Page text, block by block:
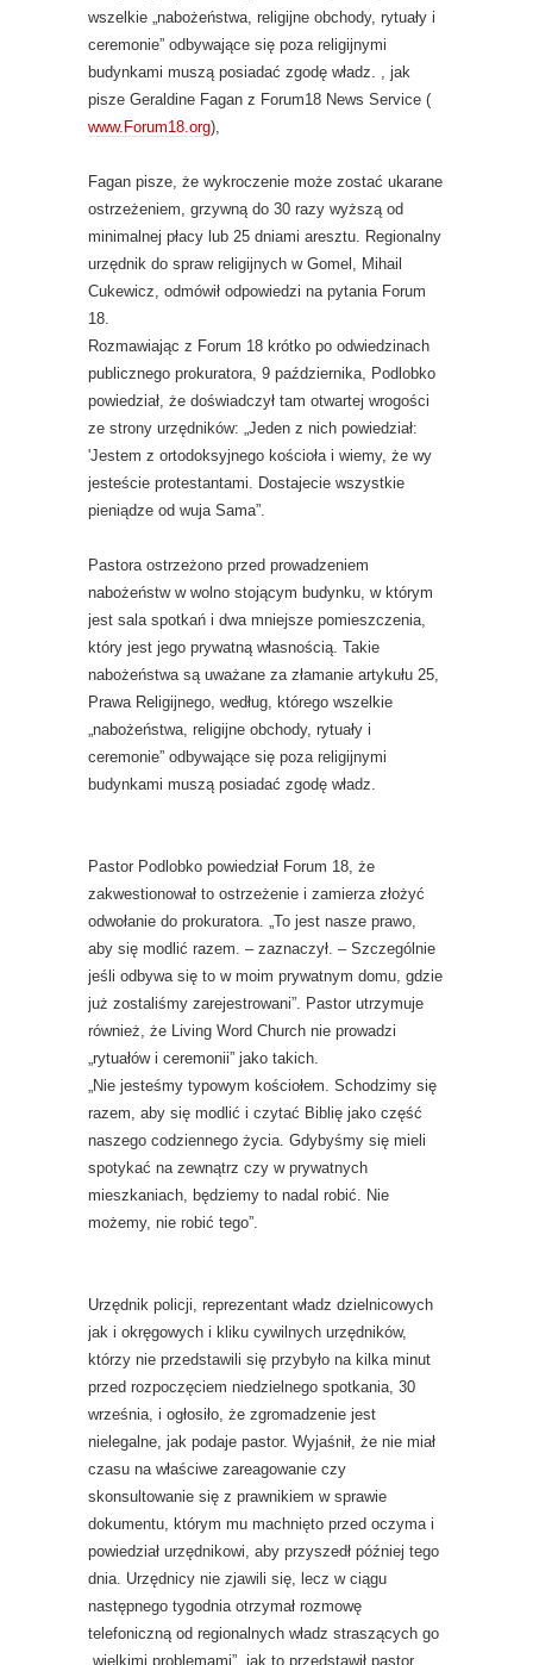
wszelkie „nabożeństwa, religijne obchody, rytuały i
ceremonie” odbywające się poza religijnymi
budynkami muszą posiadać zgodę władz. , jak
pisze Geraldine Fagan z Forum18 News Service (
www.Forum18.org),
Fagan pisze, że wykroczenie może zostać ukarane
ostrzeżeniem, grzywną do 30 razy wyższą od
minimalnej płacy lub 25 dniami aresztu. Regionalny
urzędnik do spraw religijnych w Gomel, Mihail
Cukewicz, odmówił odpowiedzi na pytania Forum
18.
Rozmawiając z Forum 18 krótko po odwiedzinach
publicznego prokuratora, 9 października, Podlobko
powiedział, że doświadczył tam otwartej wrogości
ze strony urzędników: „Jeden z nich powiedział:
'Jestem z ortodoksyjnego kościoła i wiemy, że wy
jesteście protestantami. Dostajecie wszystkie
pieniądze od wuja Sama”.
Pastora ostrzeżono przed prowadzeniem
nabożeństw w wolno stojącym budynku, w którym
jest sala spotkań i dwa mniejsze pomieszczenia,
który jest jego prywatną własnością. Takie
nabożeństwa są uważane za złamanie artykułu 25,
Prawa Religijnego, według, którego wszelkie
„nabożeństwa, religijne obchody, rytuały i
ceremonie” odbywające się poza religijnymi
budynkami muszą posiadać zgodę władz.
Pastor Podlobko powiedział Forum 18, że
zakwestionował to ostrzeżenie i zamierza złożyć
odwołanie do prokuratora. „To jest nasze prawo,
aby się modlić razem. – zaznaczył. – Szczególnie
jeśli odbywa się to w moim prywatnym domu, gdzie
już zostaliśmy zarejestrowani”. Pastor utrzymuje
również, że Living Word Church nie prowadzi
„rytuałów i ceremonii” jako takich.
„Nie jesteśmy typowym kościołem. Schodzimy się
razem, aby się modlić i czytać Biblię jako część
naszego codziennego życia. Gdybyśmy się mieli
spotykać na zewnątrz czy w prywatnych
mieszkaniach, będziemy to nadal robić. Nie
możemy, nie robić tego”.
Urzędnik policji, reprezentant władz dzielnicowych
jak i okręgowych i kliku cywilnych urzędników,
którzy nie przedstawili się przybyło na kilka minut
przed rozpoczęciem niedzielnego spotkania, 30
września, i ogłosiło, że zgromadzenie jest
nielegalne, jak podaje pastor. Wyjaśnił, że nie miał
czasu na właściwe zareagowanie czy
skonsultowanie się z prawnikiem w sprawie
dokumentu, którym mu machnięto przed oczyma i
powiedział urzędnikowi, aby przyszedł później tego
dnia. Urzędnicy nie zjawili się, lecz w ciągu
następnego tygodnia otrzymał rozmowę
telefoniczną od regionalnych władz straszących go
„wielkimi problemami”, jak to przedstawił pastor